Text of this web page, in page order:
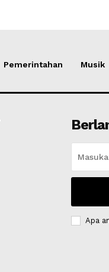
Pemerintahan Musik
Apa